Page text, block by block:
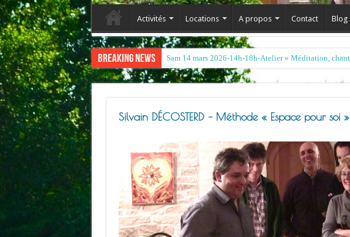
Activités Locations A propos Contact Blog
Breaking News
Silvain DÉCOSTERD – Méthode « Espace pour soi »